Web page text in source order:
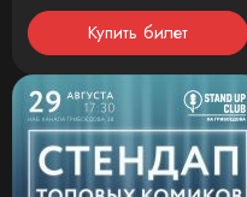
Купить билет